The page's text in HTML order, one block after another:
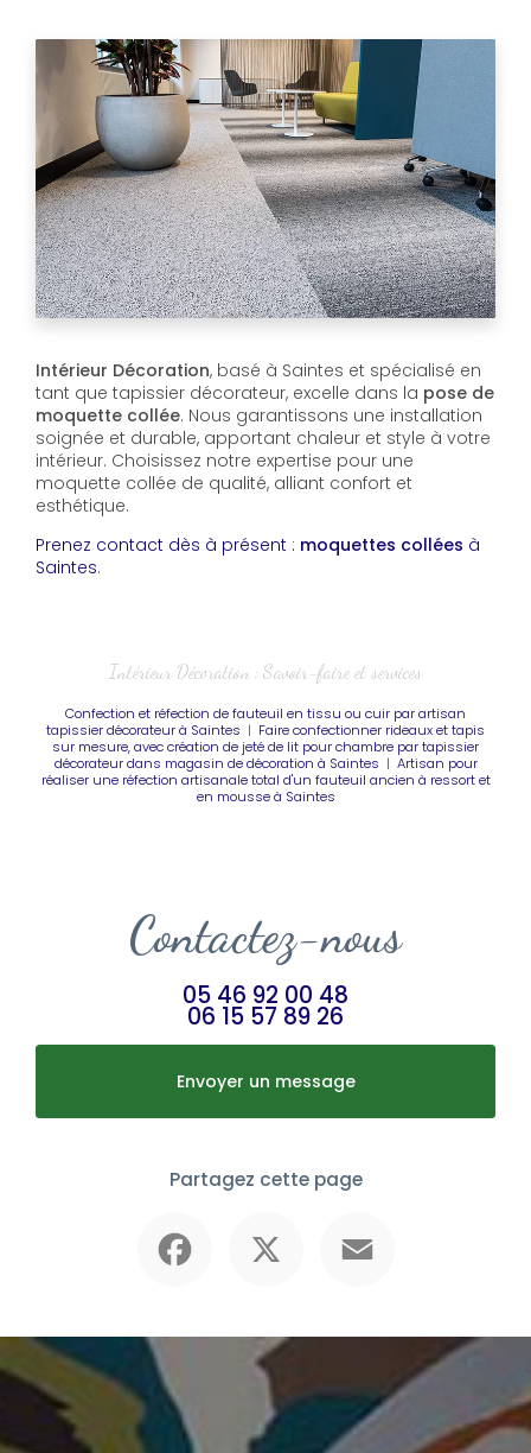
Intérieur Décoration, basé à Saintes et spécialisé en
tant que tapissier décorateur, excelle dans la pose de
moquette collée. Nous garantissons une installation
soignée et durable, apportant chaleur et style à votre
intérieur. Choisissez notre expertise pour une
moquette collée de qualité, alliant confort et
esthétique.
Prenez contact dès à présent : moquettes collées à
Saintes.
Intérieur Décoration : Savoir-faire et services
Confection et réfection de fauteuil en tissu ou cuir par artisan
tapissier décorateur à Saintes | Faire confectionner rideaux et tapis
sur mesure, avec création de jeté de lit pour chambre par tapissier
décorateur dans magasin de décoration à Saintes | Artisan pour
réaliser une réfection artisanale total d'un fauteuil ancien à ressort et
en mousse à Saintes
Contactez-nous
05 46 92 00 48
06 15 57 89 26
Envoyer un message
Partagez cette page